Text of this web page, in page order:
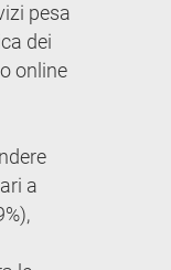
pesa
dei
online
a